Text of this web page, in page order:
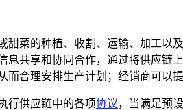
菜的种植、收割、运输、加工
共享和协同合作，通过将供应链
合理安排生产计划；经销商可以
行供应链中的各项协议，当满足预